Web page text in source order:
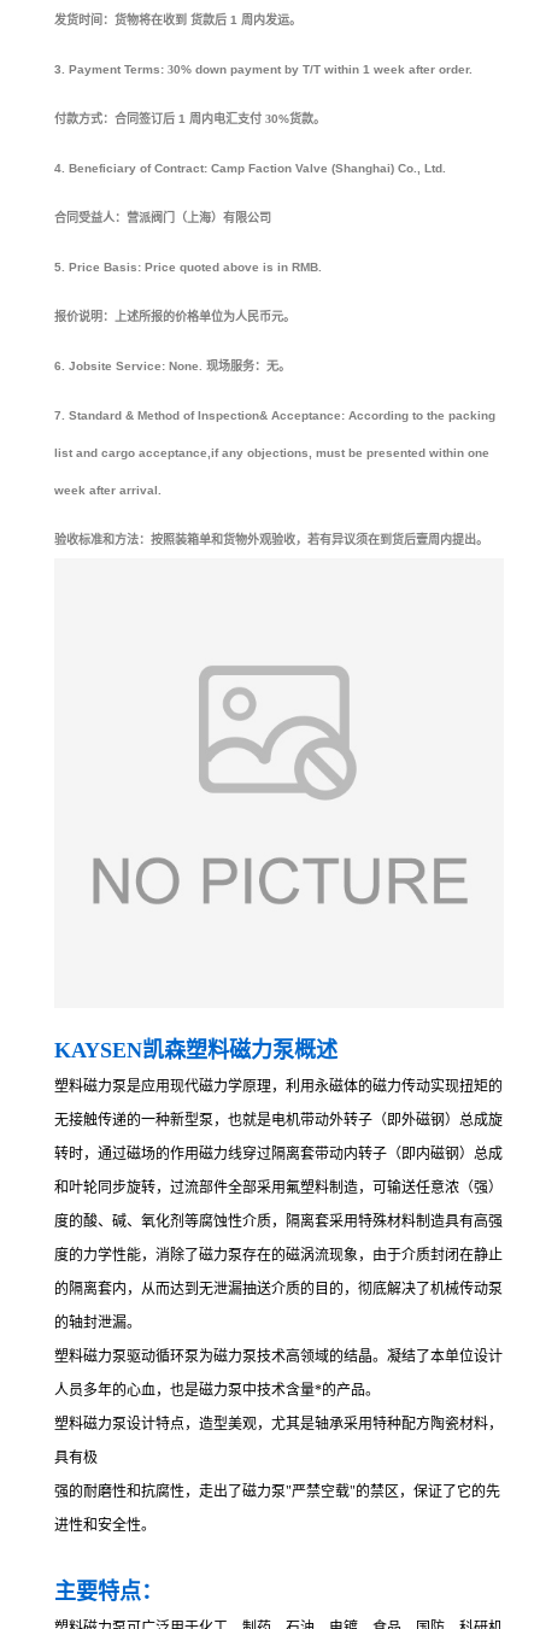
发货时间：货物将在收到 货款后 1 周内发运。
3. Payment Terms: 30% down payment by T/T within 1 week after order.
付款方式：合同签订后 1 周内电汇支付 30%货款。
4. Beneficiary of Contract: Camp Faction Valve (Shanghai) Co., Ltd.
合同受益人：营派阀门（上海）有限公司
5. Price Basis: Price quoted above is in RMB.
报价说明：上述所报的价格单位为人民币元。
6. Jobsite Service: None. 现场服务：无。
7. Standard & Method of Inspection& Acceptance: According to the packing
list and cargo acceptance,if any objections, must be presented within one
week after arrival.
验收标准和方法：按照装箱单和货物外观验收，若有异议须在到货后壹周内提出。
KAYSEN凯森塑料磁力泵概述
塑料磁力泵是应用现代磁力学原理，利用永磁体的磁力传动实现扭矩的
无接触传递的一种新型泵，也就是电机带动外转子（即外磁钢）总成旋
转时，通过磁场的作用磁力线穿过隔离套带动内转子（即内磁钢）总成
和叶轮同步旋转，过流部件全部采用氟塑料制造，可输送任意浓（强）
度的酸、碱、氧化剂等腐蚀性介质，隔离套采用特殊材料制造具有高强
度的力学性能，消除了磁力泵存在的磁涡流现象，由于介质封闭在静止
的隔离套内，从而达到无泄漏抽送介质的目的，彻底解决了机械传动泵
的轴封泄漏。
塑料磁力泵驱动循环泵为磁力泵技术高领域的结晶。凝结了本单位设计
人员多年的心血，也是磁力泵中技术含量*的产品。
塑料磁力泵设计特点，造型美观，尤其是轴承采用特种配方陶瓷材料，
具有极
强的耐磨性和抗腐性，走出了磁力泵"严禁空载"的禁区，保证了它的先
进性和安全性。
主要特点：